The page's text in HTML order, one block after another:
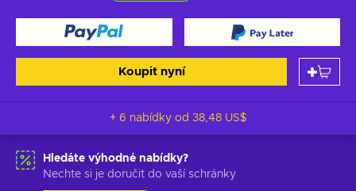
Koupit nyní
+ 6 nabídky od 38,48 US$
Hledáte výhodné nabídky?
Nechte si je doručit do vaší schránky